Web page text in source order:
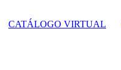
CATÁLOGO VIRTUAL